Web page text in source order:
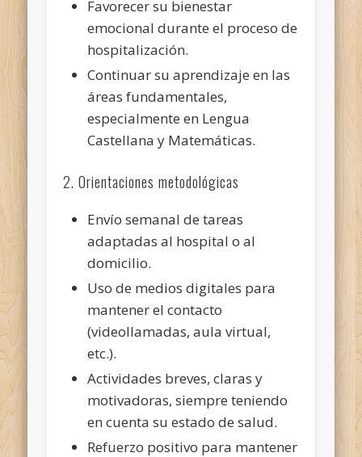
Favorecer su bienestar
emocional durante el proceso de
hospitalización.
Continuar su aprendizaje en las
áreas fundamentales,
especialmente en Lengua
Castellana y Matemáticas.
2. Orientaciones metodológicas
Envío semanal de tareas
adaptadas al hospital o al
domicilio.
Uso de medios digitales para
mantener el contacto
(videollamadas, aula virtual,
etc.).
Actividades breves, claras y
motivadoras, siempre teniendo
en cuenta su estado de salud.
Refuerzo positivo para mantener